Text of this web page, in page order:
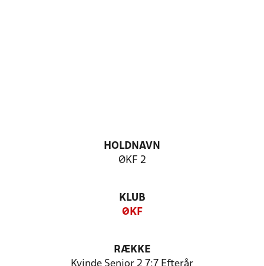
HOLDNAVN
ØKF 2
KLUB
ØKF
RÆKKE
Kvinde Senior 2 7:7 Efterår